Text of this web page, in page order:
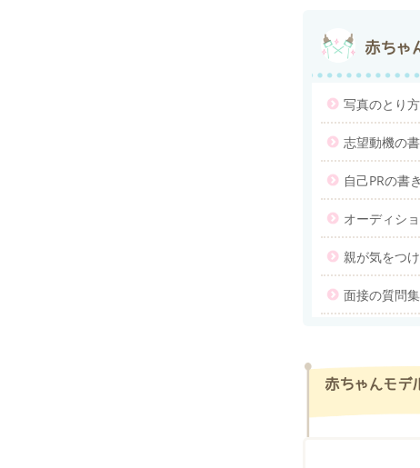
赤ちゃ
写真のとり方
志望動機の
自己PRの書
オーディシ
親が気をつ
面接の質問集
赤ちゃんモデ